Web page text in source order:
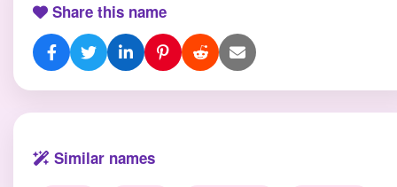
Share this name
Similar names